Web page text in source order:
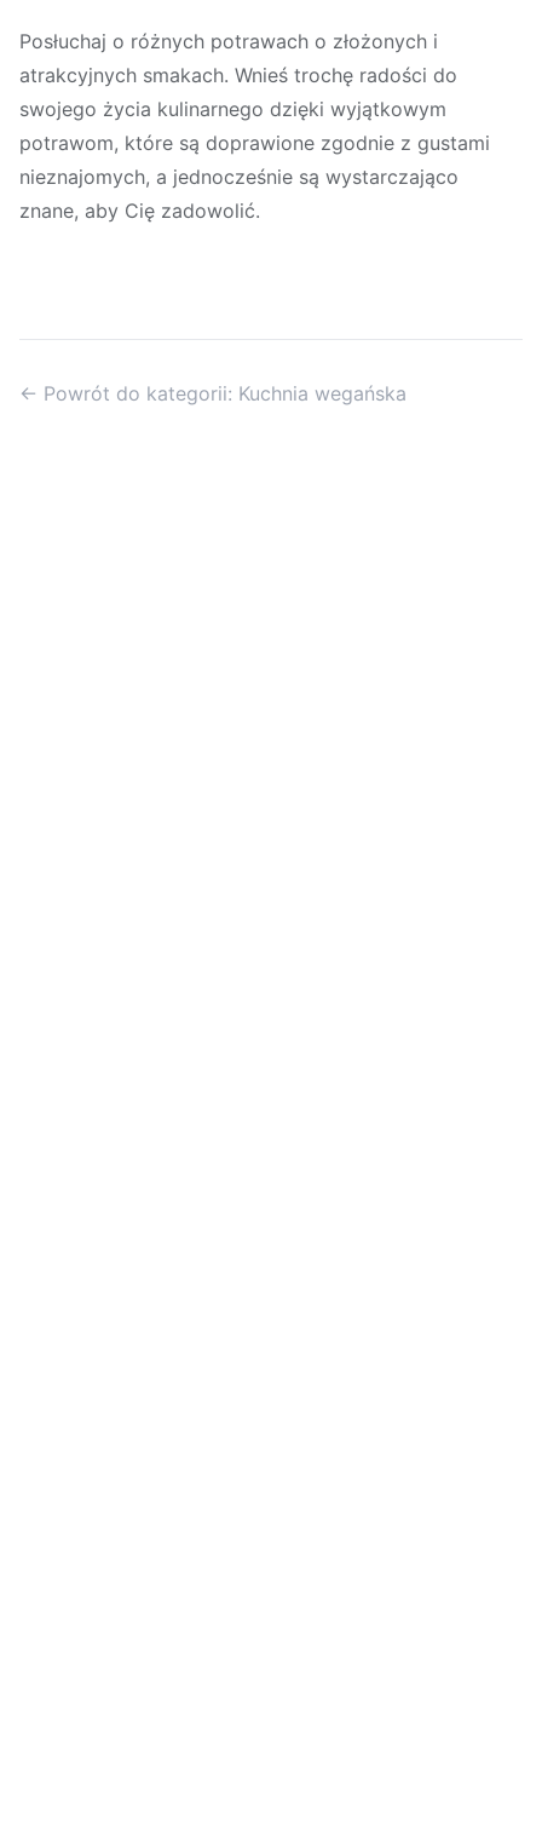
Posłuchaj o różnych potrawach o złożonych i
atrakcyjnych smakach. Wnieś trochę radości do
swojego życia kulinarnego dzięki wyjątkowym
potrawom, które są doprawione zgodnie z gustami
nieznajomych, a jednocześnie są wystarczająco
znane, aby Cię zadowolić.
← Powrót do kategorii: Kuchnia wegańska